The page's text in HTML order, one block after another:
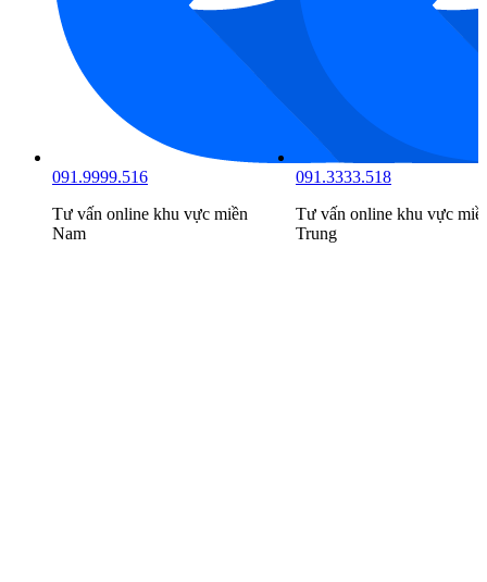
091.9999.516
Tư vấn online khu vực miền
Nam
091.3333.518
Tư vấn online khu vực
Trung